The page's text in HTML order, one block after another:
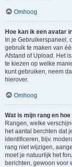
Omhoog
Hoe kan ik een avatar
In je Gebruikerspaneel,
gebruik te maken van
Afstand of Upload. Het
te kiezen op welke
kunt gebruiken, neem
hierover.
Omhoog
Wat is mijn rang en
Rangen, welke
het aantal berchten dat
identificeren, bijv.
rang niet wijzigen,
moet je natuurlijk het
berichten, gewoon voor